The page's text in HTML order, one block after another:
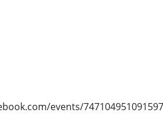
events/747104951091597